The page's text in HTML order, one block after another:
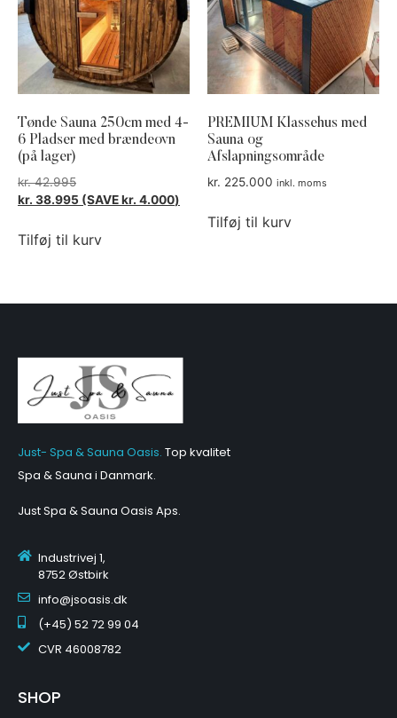
Tønde Sauna 250cm med 4-
6 Pladser med brændeovn
(på lager)
kr.42.995
kr. 38.995 (SAVEkr. 4.000)
Tilføj til kurv
PREMIUM Klassehus med
Sauna og
Afslapningsområde
kr. 225.000 inkl. moms
Tilføj til kurv
Just- Spa & Sauna Oasis. Top kvalitet
Spa & Sauna i Danmark.
Just Spa & Sauna Oasis Aps.
Industrivej 1,
8752 Østbirk
info@jsoasis.dk
(+45) 52 72 99 04
CVR 46008782
SHOP